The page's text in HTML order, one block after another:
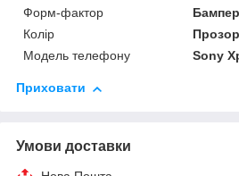
Форм-фактор
Бампер
Колір
Модель телефону
Sony
Приховати
Умови доставки